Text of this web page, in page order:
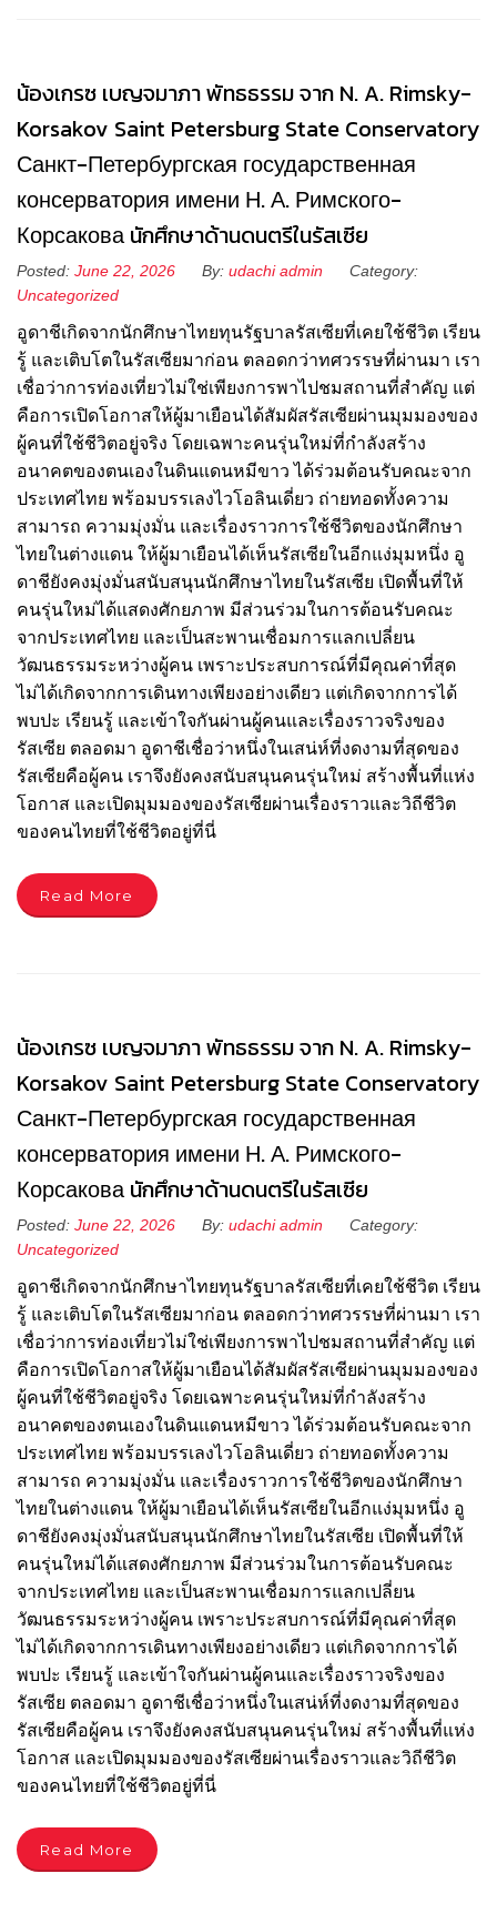
น้องเกรซ เบญจมาภา พัทธธรรม จาก N. A. Rimsky-
Korsakov Saint Petersburg State Conservatory
Санкт-Петербургская государственная
консерватория имени Н. А. Римского-
Корсакова นักศึกษาด้านดนตรีในรัสเซีย
Posted: June 22, 2026 By: udachi admin
Category:
Uncategorized
อูดาชีเกิดจากนักศึกษาไทยทุนรัฐบาลรัสเซียที่เคยใช้ชีวิต เรียน
รู้ และเติบโตในรัสเซียมาก่อน ตลอดกว่าทศวรรษที่ผ่านมา เรา
เชื่อว่าการท่องเที่ยวไม่ใช่เพียงการพาไปชมสถานที่สำคัญ แต่
คือการเปิดโอกาสให้ผู้มาเยือนได้สัมผัสรัสเซียผ่านมุมมองของ
ผู้คนที่ใช้ชีวิตอยู่จริง โดยเฉพาะคนรุ่นใหม่ที่กำลังสร้าง
อนาคตของตนเองในดินแดนหมีขาว ได้ร่วมต้อนรับคณะจาก
ประเทศไทย พร้อมบรรเลงไวโอลินเดี่ยว ถ่ายทอดทั้งความ
สามารถ ความมุ่งมั่น และเรื่องราวการใช้ชีวิตของนักศึกษา
ไทยในต่างแดน ให้ผู้มาเยือนได้เห็นรัสเซียในอีกแง่มุมหนึ่ง อู
ดาชียังคงมุ่งมั่นสนับสนุนนักศึกษาไทยในรัสเซีย เปิดพื้นที่ให้
คนรุ่นใหม่ได้แสดงศักยภาพ มีส่วนร่วมในการต้อนรับคณะ
จากประเทศไทย และเป็นสะพานเชื่อมการแลกเปลี่ยน
วัฒนธรรมระหว่างผู้คน เพราะประสบการณ์ที่มีคุณค่าที่สุด
ไม่ได้เกิดจากการเดินทางเพียงอย่างเดียว แต่เกิดจากการได้
พบปะ เรียนรู้ และเข้าใจกันผ่านผู้คนและเรื่องราวจริงของ
รัสเซีย ตลอดมา อูดาชีเชื่อว่าหนึ่งในเสน่ห์ที่งดงามที่สุดของ
รัสเซียคือผู้คน เราจึงยังคงสนับสนุนคนรุ่นใหม่ สร้างพื้นที่แห่ง
โอกาส และเปิดมุมมองของรัสเซียผ่านเรื่องราวและวิถีชีวิต
ของคนไทยที่ใช้ชีวิตอยู่ที่นี่
Read More
น้องเกรซ เบญจมาภา พัทธธรรม จาก N. A. Rimsky-
Korsakov Saint Petersburg State Conservatory
Санкт-Петербургская государственная
консерватория имени Н. А. Римского-
Корсакова นักศึกษาด้านดนตรีในรัสเซีย
Posted: June 22, 2026 By: udachi admin
Category:
Uncategorized
อูดาชีเกิดจากนักศึกษาไทยทุนรัฐบาลรัสเซียที่เคยใช้ชีวิต เรียน
รู้ และเติบโตในรัสเซียมาก่อน ตลอดกว่าทศวรรษที่ผ่านมา เรา
เชื่อว่าการท่องเที่ยวไม่ใช่เพียงการพาไปชมสถานที่สำคัญ แต่
คือการเปิดโอกาสให้ผู้มาเยือนได้สัมผัสรัสเซียผ่านมุมมองของ
ผู้คนที่ใช้ชีวิตอยู่จริง โดยเฉพาะคนรุ่นใหม่ที่กำลังสร้าง
อนาคตของตนเองในดินแดนหมีขาว ได้ร่วมต้อนรับคณะจาก
ประเทศไทย พร้อมบรรเลงไวโอลินเดี่ยว ถ่ายทอดทั้งความ
สามารถ ความมุ่งมั่น และเรื่องราวการใช้ชีวิตของนักศึกษา
ไทยในต่างแดน ให้ผู้มาเยือนได้เห็นรัสเซียในอีกแง่มุมหนึ่ง อู
ดาชียังคงมุ่งมั่นสนับสนุนนักศึกษาไทยในรัสเซีย เปิดพื้นที่ให้
คนรุ่นใหม่ได้แสดงศักยภาพ มีส่วนร่วมในการต้อนรับคณะ
จากประเทศไทย และเป็นสะพานเชื่อมการแลกเปลี่ยน
วัฒนธรรมระหว่างผู้คน เพราะประสบการณ์ที่มีคุณค่าที่สุด
ไม่ได้เกิดจากการเดินทางเพียงอย่างเดียว แต่เกิดจากการได้
พบปะ เรียนรู้ และเข้าใจกันผ่านผู้คนและเรื่องราวจริงของ
รัสเซีย ตลอดมา อูดาชีเชื่อว่าหนึ่งในเสน่ห์ที่งดงามที่สุดของ
รัสเซียคือผู้คน เราจึงยังคงสนับสนุนคนรุ่นใหม่ สร้างพื้นที่แห่ง
โอกาส และเปิดมุมมองของรัสเซียผ่านเรื่องราวและวิถีชีวิต
ของคนไทยที่ใช้ชีวิตอยู่ที่นี่
Read More